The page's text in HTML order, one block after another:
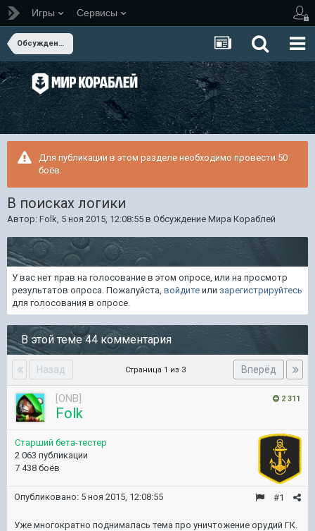
Игры Сервисы
Обсуждение Мира Кораблей
Для публикации в этом разделе необходимо провести 50
боёв.
В поисках логики
Автор: Folk, 5 ноя 2015, 12:08:55 в Обсуждение Мира Кораблей
У вас нет прав на голосование в этом опросе, или на просмотр
результатов опроса. Пожалуйста, войдите или зарегистрируйтесь
для голосования в опросе.
В этой теме 44 комментария
Назад Вперёд
Страница 1 из 3
2 311
[ONB]
Folk
Старший бета-тестер
2 063 публикации
7 438 боёв
#1
Опубликовано: 5 ноя 2015, 12:08:55
Уже многократно поднималась тема про уничтожение орудий ГК.